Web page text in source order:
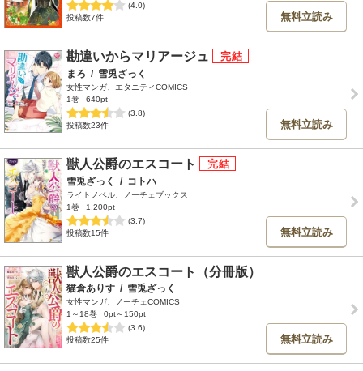
(4.0)
投稿数7件
無料立読み
勘違いからマリアージュ
まろ / 雪兎ざっく
女性マンガ、エタニティCOMICS
1巻
640pt
(3.8)
投稿数23件
無料立読み
獣人公爵のエスコート
雪兎ざっく / コトハ
ライトノベル、ノーチェブックス
1巻
1,200pt
(3.7)
投稿数15件
無料立読み
獣人公爵のエスコート（分冊版）
猫倉ありす / 雪兎ざっく
女性マンガ、ノーチェCOMICS
1～18巻
0pt～150pt
(3.6)
投稿数25件
無料立読み